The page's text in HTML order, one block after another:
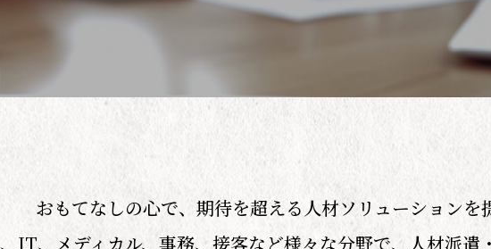
おもてなしの心で、期待を超える人材ソリューションを
IT、メディカル、事務、接客など様々な分野で、人材派遣